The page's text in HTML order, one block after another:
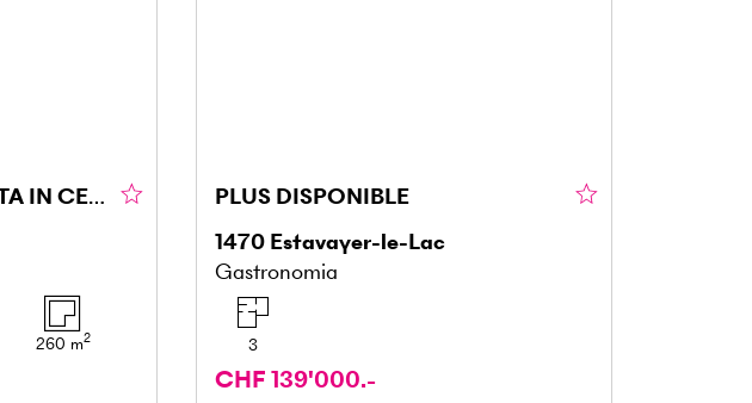
INTERESSANTE RENDITA IN CENTRO CITTÀ CON GIARDINO
260 m2
PLUS DISPONIBLE
1470 Estavayer-le-Lac
Gastronomia
3
CHF 139'000.-